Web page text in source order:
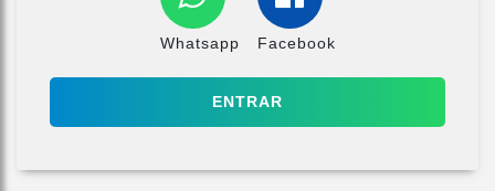
Whatsapp Facebook
ENTRAR